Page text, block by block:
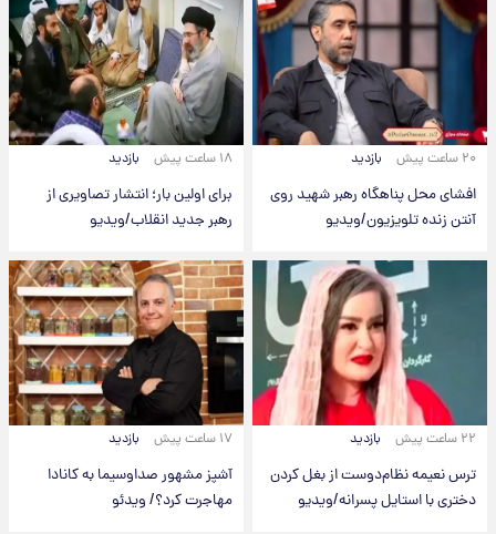
۲۰ ساعت پیش بازدید
افشای محل پناهگاه‌ رهبر شهید روی
آنتن زنده تلویزیون/ویدیو
۱۸ ساعت پیش بازدید
برای اولین بار؛ انتشار تصاویری از
رهبر جدید انقلاب/ویدیو
۲۲ ساعت پیش بازدید
ترس نعیمه نظام‌دوست از بغل کردن
دختری با استایل پسرانه/ویدیو
۱۷ ساعت پیش بازدید
آشپز مشهور صداوسیما به کانادا
مهاجرت کرد؟/ ویدئو